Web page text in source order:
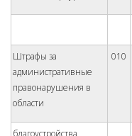
Штрафы за
административные
правонарушения в
области
010
благоустройства,